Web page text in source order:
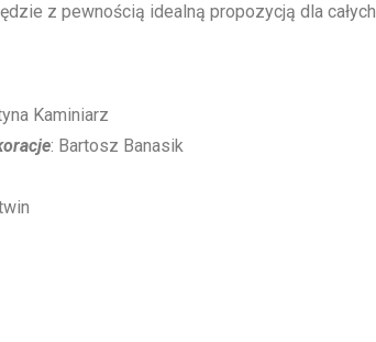
z pewnością idealną propozycją dla całych
Kaminiarz
: Bartosz Banasik